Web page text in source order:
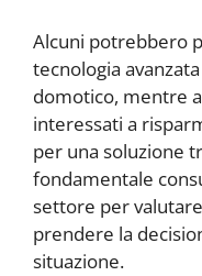
Alcuni potrebbero
tecnologia
domotico, mentre
interessati a
per una soluzione
fondamentale
settore per
prendere la
situazione.